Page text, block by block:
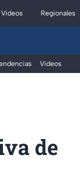
Videos Regionales
Videos
de